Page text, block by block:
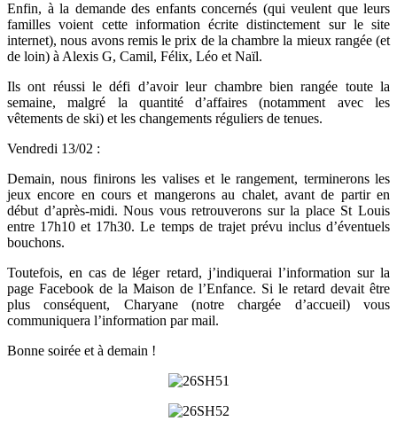
Enfin, à la demande des enfants concernés (qui veulent que leurs
familles voient cette information écrite distinctement sur le site
internet), nous avons remis le prix de la chambre la mieux rangée (et
de loin) à Alexis G, Camil, Félix, Léo et Naïl.
Ils ont réussi le défi d’avoir leur chambre bien rangée toute la
semaine, malgré la quantité d’affaires (notamment avec les
vêtements de ski) et les changements réguliers de tenues.
Vendredi 13/02 :
Demain, nous finirons les valises et le rangement, terminerons les
jeux encore en cours et mangerons au chalet, avant de partir en
début d’après-midi. Nous vous retrouverons sur la place St Louis
entre 17h10 et 17h30. Le temps de trajet prévu inclus d’éventuels
bouchons.
Toutefois, en cas de léger retard, j’indiquerai l’information sur la
page Facebook de la Maison de l’Enfance. Si le retard devait être
plus conséquent, Charyane (notre chargée d’accueil) vous
communiquera l’information par mail.
Bonne soirée et à demain !